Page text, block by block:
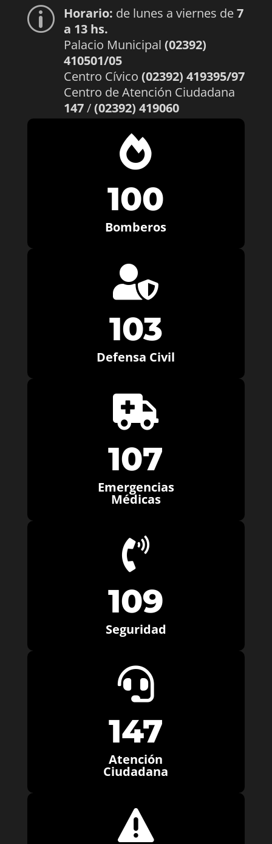
p Horario: de lunes a viernes de7
a 13 hs.
Palacio Municipal (02392)
410501/05
Centro Cívico (02392) 419395/97
Centro de Atención Ciudadana
147/(02392) 419060

100
Bomberos

103
Defensa Civil

107
Emergencias
Médicas

109
Seguridad

147
Atención
Ciudadana
